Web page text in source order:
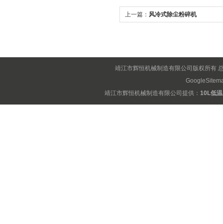
上一篇： 风冷式除尘粉碎机
靖江市辉恒机械制造有限公司版权所有
靖江市辉恒机械制造有限公司提供： 10L低